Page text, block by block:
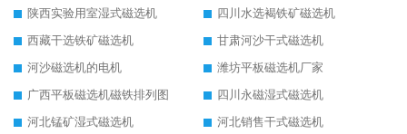
陕西实验用室湿式磁选机
四川水选褐铁矿磁选机
西藏干选铁矿磁选机
甘肃河沙干式磁选机
河沙磁选机的电机
潍坊平板磁选机厂家
广西平板磁选机磁铁排列图
四川永磁湿式磁选机
河北锰矿湿式磁选机
河北销售干式磁选机